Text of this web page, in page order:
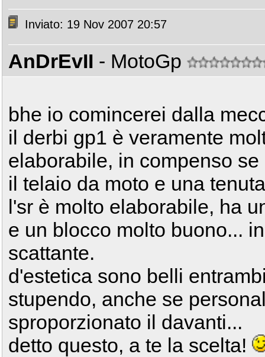
Inviato: 19 Nov 2007 20:57
AnDrEvII - MotoGp
bhe io comincerei dalla
il derbi gp1 è veramente
elaborabile, in compenso
il telaio da moto e una
l'sr è molto elaborabile, ha
e un blocco molto buono...
scattante.
d'estetica sono belli
stupendo, anche se
sproporzionato il davanti...
detto questo, a te la scelta!